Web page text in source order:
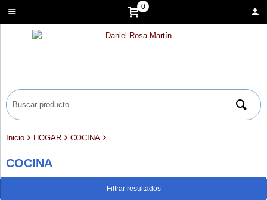
0
Inicio HOGAR COCINA
COCINA
Filtrar resultados